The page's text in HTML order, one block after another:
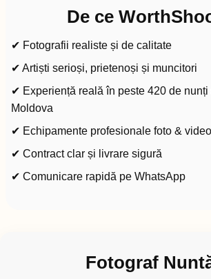
De ce
✔ Fotografii realiste și de calitate
✔ Artiști serioși, prietenoși și muncitori
✔ Experiență reală în peste 420 de
Moldova
✔ Echipamente profesionale foto &
✔ Contract clar și livrare sigură
✔ Comunicare rapidă pe WhatsApp
Fotograf